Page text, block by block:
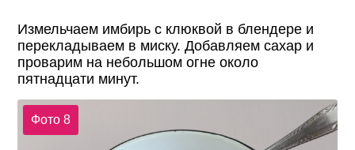
Измельчаем имбирь с клюквой в блендере и
перекладываем в миску. Добавляем сахар и
проварим на небольшом огне около
пятнадцати минут.
Фото 8